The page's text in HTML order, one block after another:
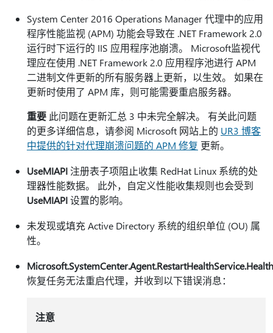
System Center 2016 Operations Manager 代理中的应用
程序性能监视 (APM) 功能会导致在 .NET Framework 2.0
运行时下运行的 IIS 应用程序池崩溃。 Microsoft监视代
理应在使用 .NET Framework 2.0 应用程序池进行 APM
二进制文件更新的所有服务器上更新，以生效。 如果在
更新时使用了 APM 库，则可能需要重启服务器。
重要 此问题在更新汇总 3 中未完全解决。 有关此问题
的更多详细信息，请参阅 Microsoft 网站上的 UR3 博客
中提供的针对代理崩溃问题的 APM 修复 更新。
UseMIAPI注册表子项阻止收集 RedHat Linux 系统的处
理器性能数据。 此外，自定义性能收集规则也会受到
UseMIAPI设置的影响。
未发现或填充 Active Directory 系统的组织单位 (OU) 属
性。
恢复任务无法重启代理，并收到以下错误消息：
注意